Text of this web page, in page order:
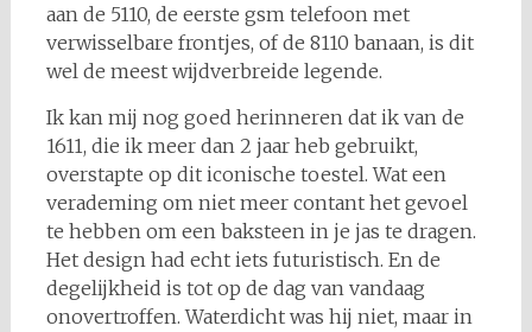
aan de 5110, de eerste gsm telefoon met
verwisselbare frontjes, of de 8110 banaan, is dit
wel de meest wijdverbreide legende.
Ik kan mij nog goed herinneren dat ik van de
1611, die ik meer dan 2 jaar heb gebruikt,
overstapte op dit iconische toestel. Wat een
verademing om niet meer contant het gevoel
te hebben om een baksteen in je jas te dragen.
Het design had echt iets futuristisch. En de
degelijkheid is tot op de dag van vandaag
onovertroffen. Waterdicht was hij niet, maar in